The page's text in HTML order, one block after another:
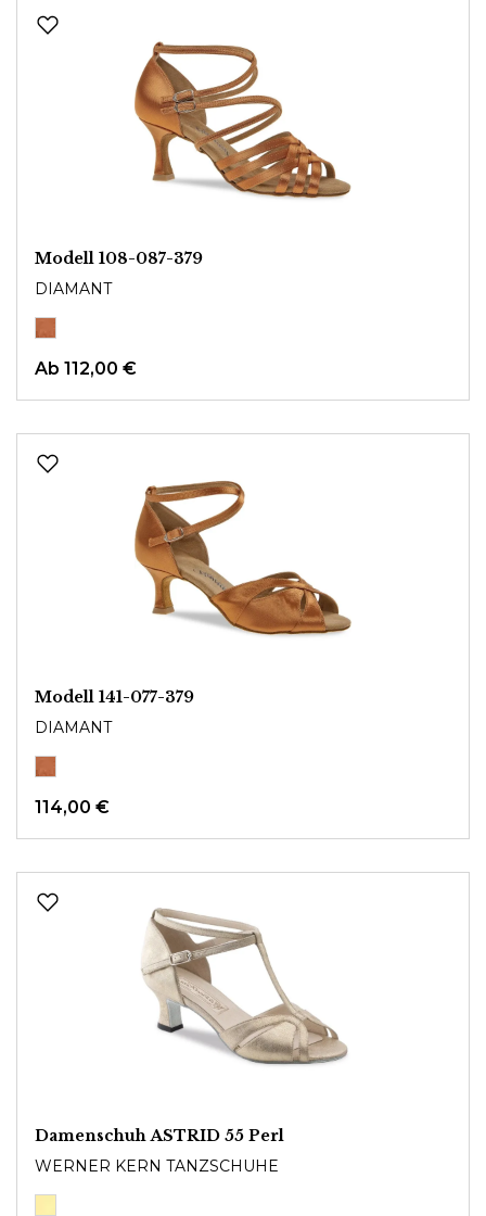
Modell 108-087-379
DIAMANT
Ab 112,00 €
Modell 141-077-379
DIAMANT
114,00 €
Damenschuh ASTRID 55 Perl
WERNER KERN TANZSCHUHE